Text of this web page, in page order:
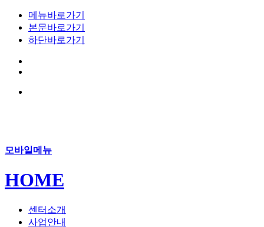
메뉴바로가기
본문바로가기
하단바로가기
모바일메뉴
HOME
센터소개
사업안내